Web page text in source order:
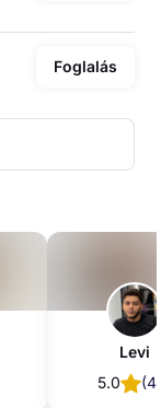
Foglalás
Levi
5.0
(